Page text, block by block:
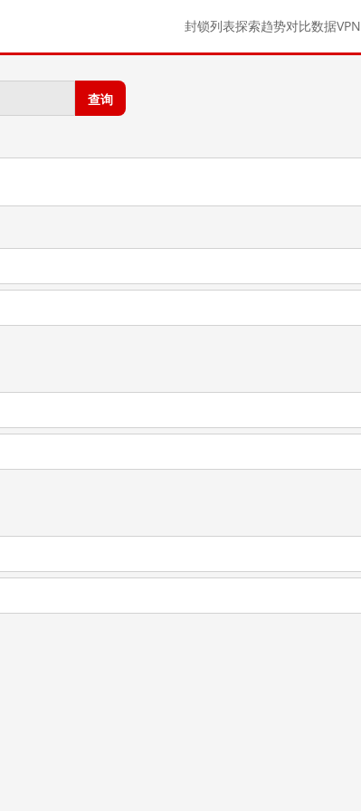
封锁列表探索趋势对比数据VPN
查询